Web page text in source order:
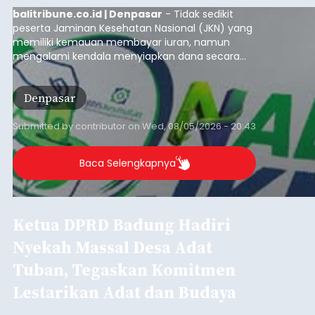
balitribune.co.id | Denpasar - Tidak sedikit
peserta Jaminan Kesehatan Nasional (JKN) yang
memiliki kemauan membayar iuran, namun
mengalami kendala menyiapkan dana secara
penuh saat jatuh tempo pembayaran iuran.
Kondisi ini terutama dialami oleh peserta
segmen Pekerja Bukan Penerima Upah (PBPU)
yang memiliki penghasilan tidak tetap.
Denpasar
Submitted by contributor on Wed, 08/05/2026 - 20:43
Baca Selengkapnya
Ketua DPRD Badung Hadiri
Nyekah Massal Desa Adat
Tuban, Tegaskan Komitmen
Lestarikan Adat dan Budaya